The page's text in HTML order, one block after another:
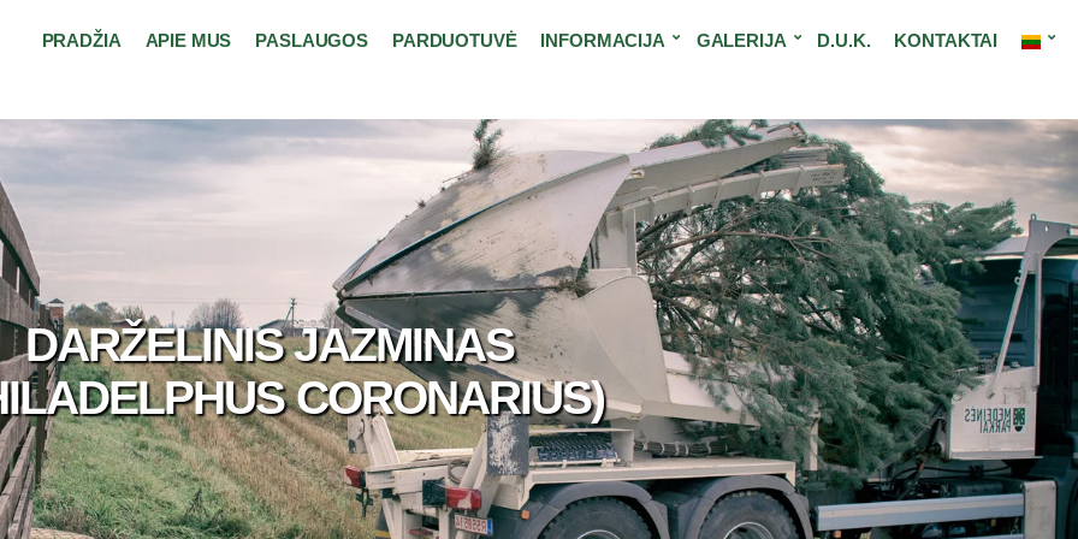
PRADŽIA APIE MUS PASLAUGOS PARDUOTUVĖ INFORMACIJA GALERIJA D.U.K. KONTAKTAI
DARŽELINIS JAZMINAS
CORONARIUS)